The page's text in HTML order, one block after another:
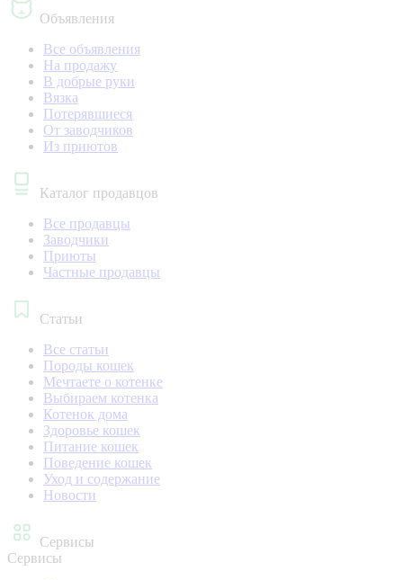
Объявления
Все объявления
На продажу
В добрые руки
Вязка
Потерявшиеся
От заводчиков
Из приютов
Каталог продавцов
Все продавцы
Заводчики
Приюты
Частные продавцы
Статьи
Все статьи
Породы кошек
Мечтаете о котенке
Выбираем котенка
Котенок дома
Здоровье кошек
Питание кошек
Поведение кошек
Уход и содержание
Новости
Сервисы
Сервисы